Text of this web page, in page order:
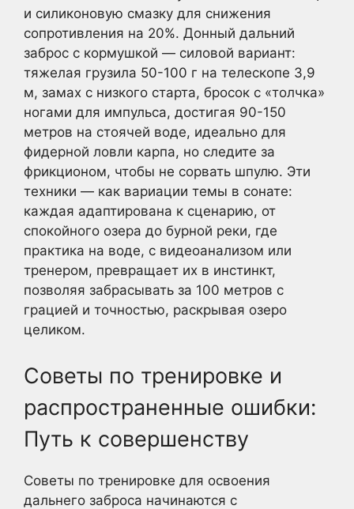
и силиконовую смазку для снижения
сопротивления на 20%. Донный дальний
заброс с кормушкой — силовой вариант:
тяжелая грузила 50-100 г на телескопе 3,9
м, замах с низкого старта, бросок с «толчка»
ногами для импульса, достигая 90-150
метров на стоячей воде, идеально для
фидерной ловли карпа, но следите за
фрикционом, чтобы не сорвать шпулю. Эти
техники — как вариации темы в сонате:
каждая адаптирована к сценарию, от
спокойного озера до бурной реки, где
практика на воде, с видеоанализом или
тренером, превращает их в инстинкт,
позволяя забрасывать за 100 метров с
грацией и точностью, раскрывая озеро
целиком.
Советы по тренировке и
распространенные ошибки:
Путь к совершенству
Советы по тренировке для освоения
дальнего заброса начинаются с